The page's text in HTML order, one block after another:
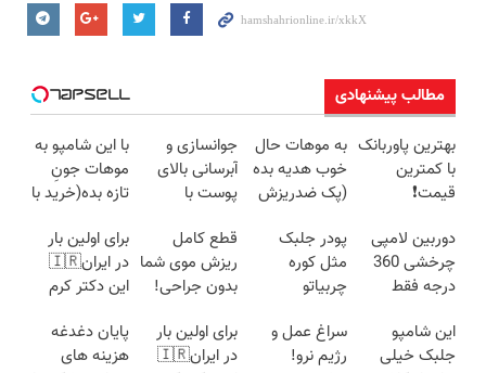
مطالب پیشنهادی
بهترین پاوربانک
با کمترین
قیمت❗
به موهات حال
خوب هدیه بده
(پک ضدریزش
40%تخفیف)
جوانسازی و
آبرسانی بالای
پوست با
با این شامپو به
موهات جونِ
تازه بده(خرید با
دوربین لامپی
چرخشی 360
درجه فقط
🔥 پرداخت
درب منزل
پودر جلبک
مثل کوره
چربیاتو
قطع کامل
ریزش موی شما
بدون جراحی!
تضمین کیفیت
برای اولین بار
در ایران🇮🇷
این دکتر کرم
روزه ساخت!
این شامپو
جلبک خیلی
سراغ عمل و
رژیم نرو!
برای اولین بار
در ایران🇮🇷
پایان دغدغه
هزینه های